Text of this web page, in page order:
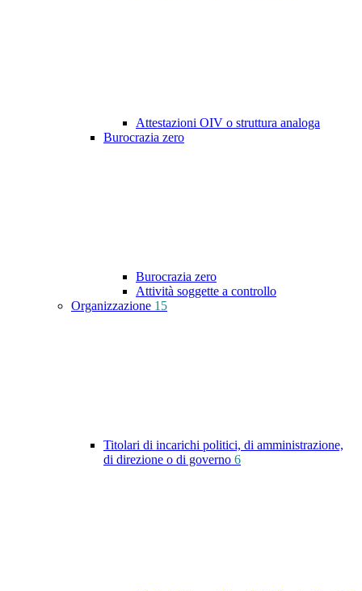
Attestazioni OIV o struttura analoga
Burocrazia zero
Burocrazia zero
Attività soggette a controllo
Organizzazione 15
Titolari di incarichi politici, di amministrazione,
di direzione o di governo 6